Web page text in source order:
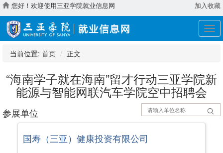
您好！欢迎使用三亚学院就业信息网 加入收藏
展
开
当前位置: 首页 正文
“海南学子就在海南”留才行动三亚学院新
能源与智能网联汽车学院空中招聘会
参展单位
国寿（三亚）健康投资有限公司